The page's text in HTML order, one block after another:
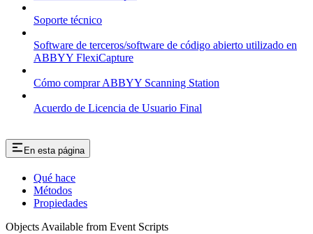
Soporte técnico
Software de terceros/software de código abierto utilizado en
ABBYY FlexiCapture
Cómo comprar ABBYY Scanning Station
Acuerdo de Licencia de Usuario Final
En esta página
Qué hace
Métodos
Propiedades
Objects Available from Event Scripts